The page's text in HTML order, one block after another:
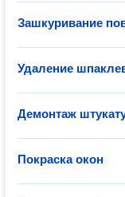
Зашкуривание
Удаление
Демонтаж
Покраска окон